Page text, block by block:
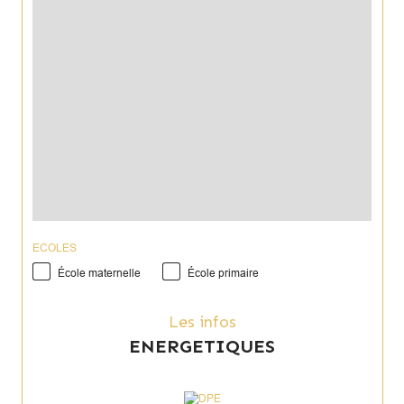
ECOLES
École maternelle
École primaire
Les infos
ENERGETIQUES